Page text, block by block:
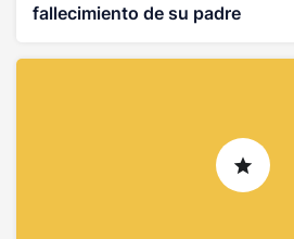
fallecimiento de su padre